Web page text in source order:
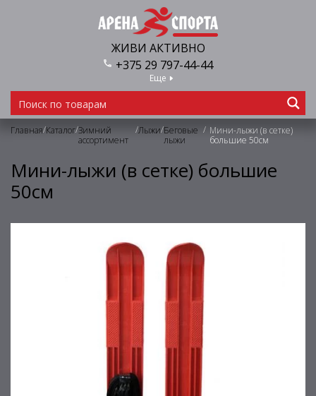
ЖИВИ АКТИВНО
+375 29 797-44-44
Еще
Главная/Каталог/Зимний
ассортимент
/Лыжи/Беговые
лыжи
/ Мини-лыжи (в сетке)
большие 50см
Мини-лыжи (в сетке) большие
50см